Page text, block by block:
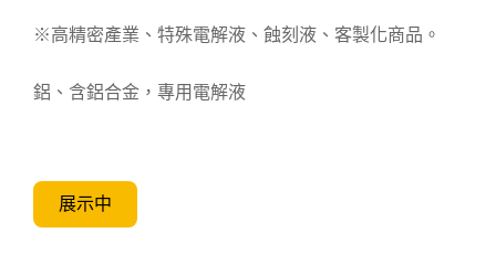
※高精密產業、特殊電解液、蝕刻液、客製化商品。
鋁、含鋁合金，專用電解液
展示中